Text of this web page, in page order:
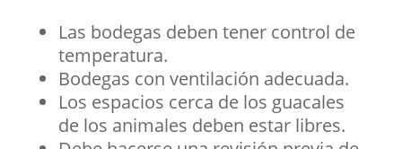
Las bodegas deben tener control de
temperatura.
Bodegas con ventilación adecuada.
Los espacios cerca de los guacales
de los animales deben estar libres.